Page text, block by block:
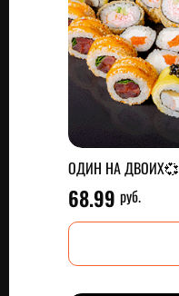
ОДИН НА ДВОИХ💞
68.99 руб.